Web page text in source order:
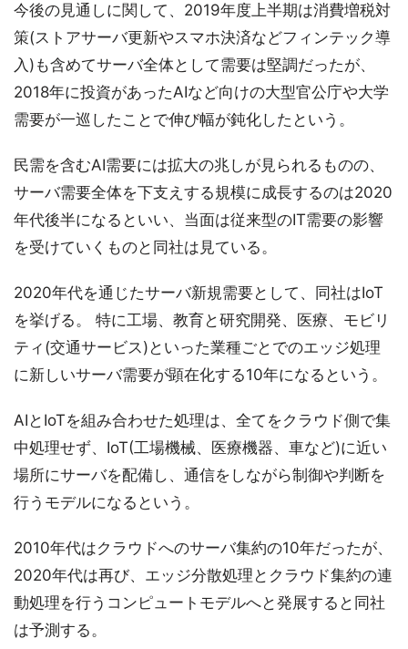
今後の見通しに関して、2019年度上半期は消費増税対
策(ストアサーバ更新やスマホ決済などフィンテック導
入)も含めてサーバ全体として需要は堅調だったが、
2018年に投資があったAIなど向けの大型官公庁や大学
需要が一巡したことで伸び幅が鈍化したという。
民需を含むAI需要には拡大の兆しが見られるものの、
サーバ需要全体を下支えする規模に成長するのは2020
年代後半になるといい、当面は従来型のIT需要の影響
を受けていくものと同社は見ている。
2020年代を通じたサーバ新規需要として、同社はIoT
を挙げる。 特に工場、教育と研究開発、医療、モビリ
ティ(交通サービス)といった業種ごとでのエッジ処理
に新しいサーバ需要が顕在化する10年になるという。
AIとIoTを組み合わせた処理は、全てをクラウド側で集
中処理せず、IoT(工場機械、医療機器、車など)に近い
場所にサーバを配備し、通信をしながら制御や判断を
行うモデルになるという。
2010年代はクラウドへのサーバ集約の10年だったが、
2020年代は再び、エッジ分散処理とクラウド集約の連
動処理を行うコンピュートモデルへと発展すると同社
は予測する。